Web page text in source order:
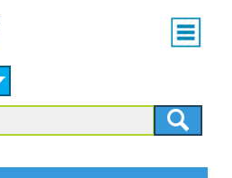
Main
menu